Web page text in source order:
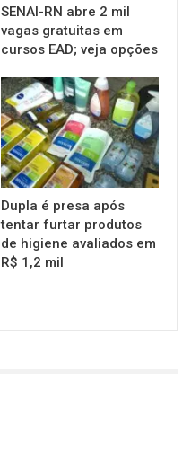
SENAI-RN abre 2 mil
vagas gratuitas em
cursos EAD; veja opções
Dupla é presa após
tentar furtar produtos
de higiene avaliados em
R$ 1,2 mil